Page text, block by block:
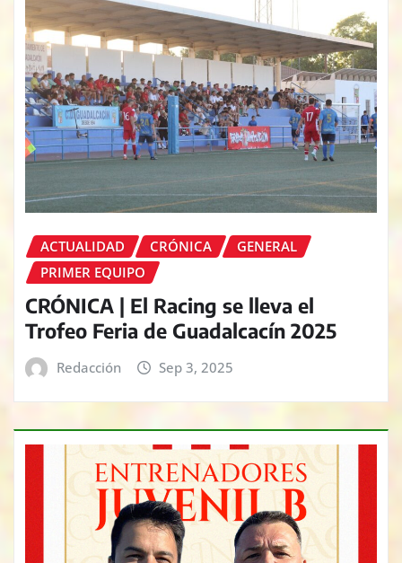
ACTUALIDAD CRÓNICA
GENERAL
PRIMER EQUIPO
CRÓNICA | El Racing se lleva el
Trofeo Feria de Guadalcacín 2025
Redacción Sep 3, 2025